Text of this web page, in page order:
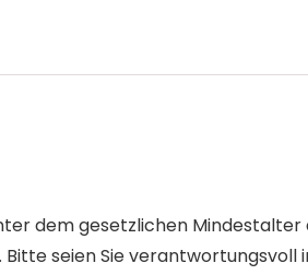
dem gesetzlichen
seien Sie verantwortungsvoll